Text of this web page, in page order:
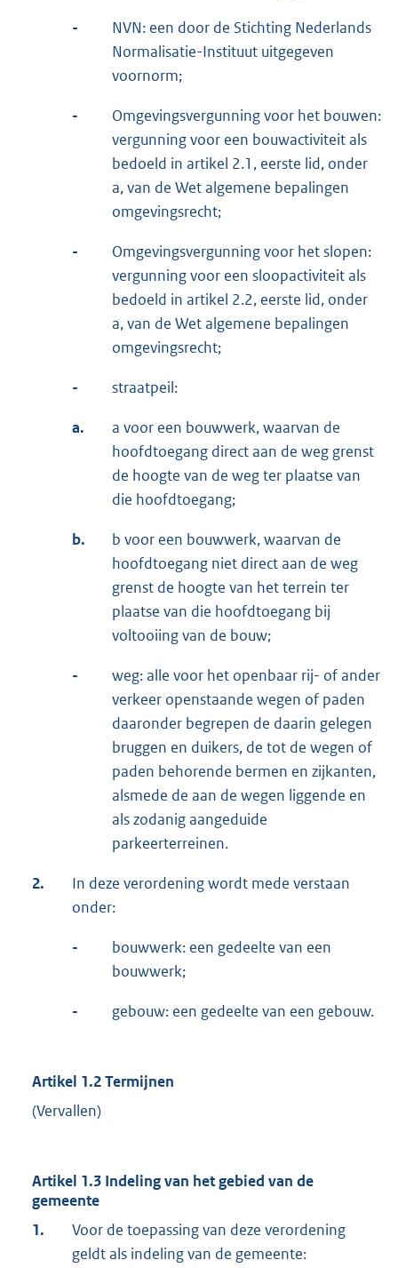
-
NVN: een door de Stichting Nederlands
Normalisatie-Instituut uitgegeven
voornorm;
-
Omgevingsvergunning voor het bouwen:
vergunning voor een bouwactiviteit als
bedoeld in artikel 2.1, eerste lid, onder
a, van de Wet algemene bepalingen
omgevingsrecht;
-
Omgevingsvergunning voor het slopen:
vergunning voor een sloopactiviteit als
bedoeld in artikel 2.2, eerste lid, onder
a, van de Wet algemene bepalingen
omgevingsrecht;
- straatpeil:
a.
a voor een bouwwerk, waarvan de
hoofdtoegang direct aan de weg grenst
de hoogte van de weg ter plaatse van
die hoofdtoegang;
b.
b voor een bouwwerk, waarvan de
hoofdtoegang niet direct aan de weg
grenst de hoogte van het terrein ter
plaatse van die hoofdtoegang bij
voltooiing van de bouw;
-
weg: alle voor het openbaar rij- of ander
verkeer openstaande wegen of paden
daaronder begrepen de daarin gelegen
bruggen en duikers, de tot de wegen of
paden behorende bermen en zijkanten,
alsmede de aan de wegen liggende en
als zodanig aangeduide
parkeerterreinen.
2.
In deze verordening wordt mede verstaan
onder:
-
bouwwerk: een gedeelte van een
bouwwerk;
- gebouw: een gedeelte van een gebouw.
Artikel 1.2 Termijnen
(Vervallen)
Artikel 1.3 Indeling van het gebied van de
gemeente
1.
Voor de toepassing van deze verordening
geldt als indeling van de gemeente: